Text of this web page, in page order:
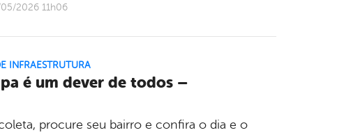
2026 11h06
INFRAESTRUTURA
é um dever de todos –
procure seu bairro e confira o dia e o